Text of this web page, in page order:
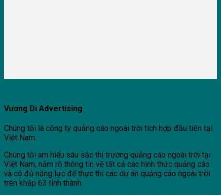
Vương Di Advertising
Chúng tôi là công ty quảng cáo ngoài trời tích hợp đầu tiên tại
Việt Nam.
Chúng tôi am hiểu sâu sắc thị trường quảng cáo ngoài trời tại
Việt Nam, nắm rõ thông tin về tất cả các hình thức quảng cáo
và có đủ năng lực để thực thi các dự án quảng cáo ngoài trời
trên khắp 63 tỉnh thành.